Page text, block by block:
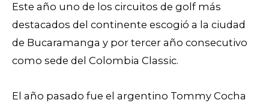
Este año uno de los circuitos de golf más
destacados del continente escogió a la ciudad
de Bucaramanga y por tercer año consecutivo
como sede del Colombia Classic.
El año pasado fue el argentino Tommy Cocha